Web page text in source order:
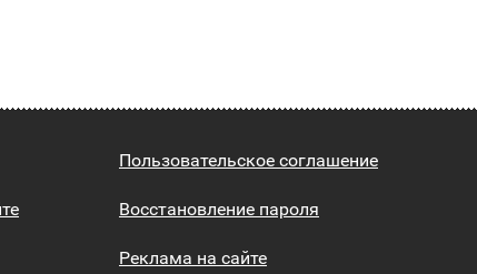
Пользовательское соглашение
Восстановление пароля
Реклама на сайте